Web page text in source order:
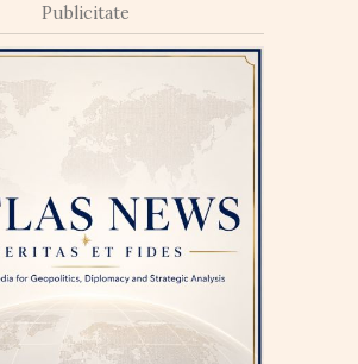
Publicitate